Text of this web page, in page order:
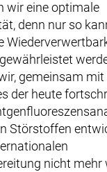
wir eine optimale
denn nur so
gemeinsam mit
der heute
Störstoffen
nicht mehr